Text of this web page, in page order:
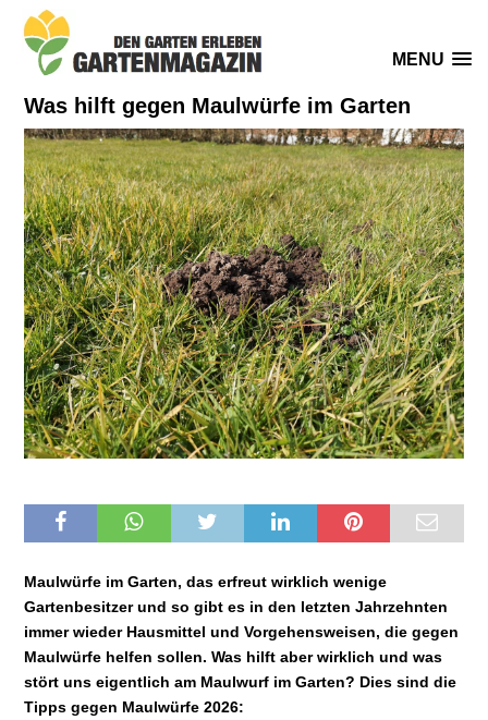
MENU
Was hilft gegen Maulwürfe im Garten
Maulwürfe im Garten, das erfreut wirklich wenige
Gartenbesitzer und so gibt es in den letzten Jahrzehnten
immer wieder Hausmittel und Vorgehensweisen, die gegen
Maulwürfe helfen sollen. Was hilft aber wirklich und was
stört uns eigentlich am Maulwurf im Garten? Dies sind die
Tipps gegen Maulwürfe 2026: